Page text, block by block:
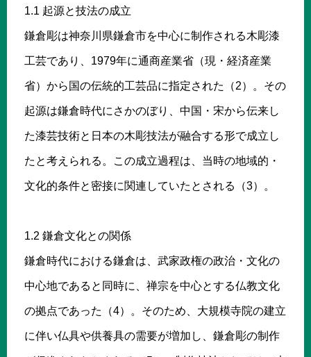
1.1 起源と技法の成立
鎌倉彫は神奈川県鎌倉市を中心に制作される木彫漆
工芸であり、1979年に通商産業省（現・経済産業
省）から国の伝統的工芸品に指定された（2）。その
起源は鎌倉時代にさかのぼり、中国・宋から伝来し
た漆芸技術と日本の木彫技法が融合する形で成立し
たと考えられる。この成立過程は、当時の地域的・
文化的条件と密接に関連していたとされる（3）。
1.2 鎌倉文化との関係
鎌倉時代における鎌倉は、武家政権の政治・文化の
中心地であると同時に、禅宗を中心とする仏教文化
の拠点であった（4）。そのため、大規模寺院の建立
に伴い仏具や供養具の需要が増加し、鎌倉彫の制作